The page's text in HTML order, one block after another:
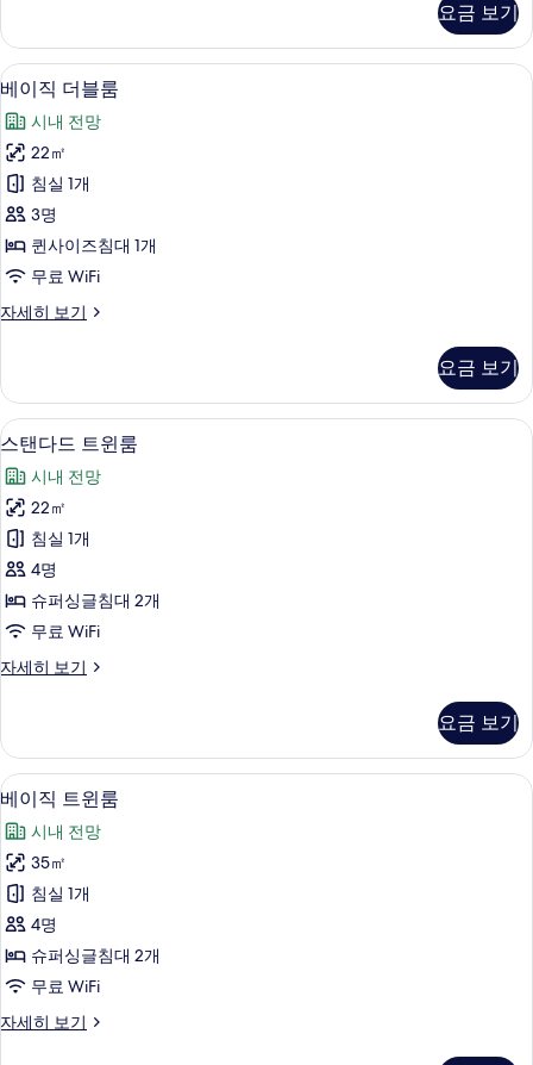
두
보
기
더
블
룸
자
세
히
보
기
요금 보기
베
이
직
더
블
룸
사
모
보
기
베이직 더블룸 | 오리/거위털 이불, 무
8
베이직 더블룸
시내 전망
22㎡
침실 1개
3명
퀸사이즈침대 1개
무료 WiFi
자세히 보기
베
블
룸
자
히
보
기
요금 보기
스
탠
다
드
트
윈
룸
진
두
보
기
스탠다드 트윈룸 | 오리/거위털 이불,
8
스탠다드 트윈룸
시내 전망
22㎡
침실 1개
4명
슈퍼싱글침대 2개
무료 WiFi
자세히 보기
스
트
윈
룸
자
세
히
보
기
요금 보기
베
이
직
트
윈
룸
사
모
베이직 트윈룸 | 오리/거위털 이불, 무
7
베이직 트윈룸
시내 전망
35㎡
침실 1개
4명
슈퍼싱글침대 2개
무료 WiFi
자세히 보기
베